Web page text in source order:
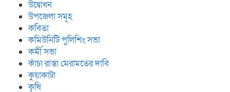
উদ্বোধন
উপজেলা সমূহ
কবিতা
কমিউনিটি পুলিশিং সভা
কর্মী সভা
কাঁচা রাস্তা মেরামতের দাবি
কুয়াকাটা
কৃষি